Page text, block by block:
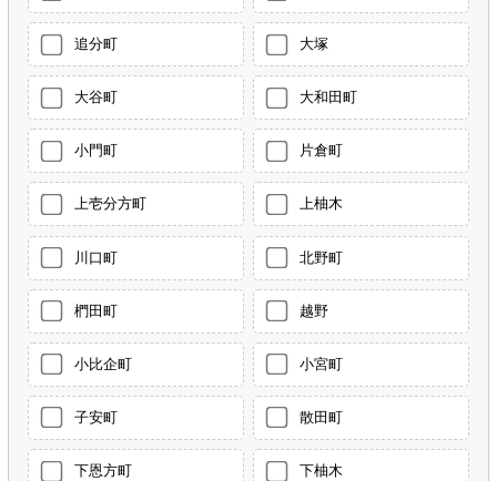
追分町 大塚
大谷町 大和田町
小門町 片倉町
上壱分方町 上柚木
川口町 北野町
椚田町 越野
小比企町 小宮町
子安町 散田町
下恩方町 下柚木